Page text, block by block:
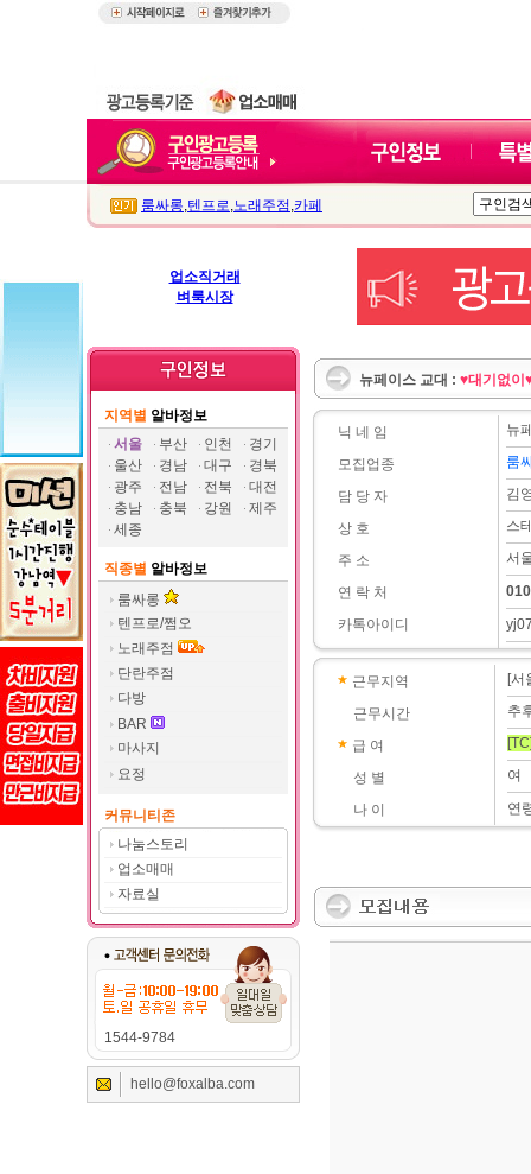
룸싸롱,텐프로,노래주점 ,카페
업소직거래
벼룩시장
지역별 알바정보
서울
부산 인천
경기
울산
경남 대구
경북
광주
전남 전북
대전
충남
충북 강원
제주
세종
직종별 알바정보
룸싸롱
텐프로/쩜오
노래주점
단란주점
다방
BAR
마사지
요정
커뮤니티존
나눔스토리
업소매매
자료실
1544-9784
hello@foxalba.com
뉴페이스 교대 : ♥대기없이
닉 네 임
모집업종
담 당 자
상 호
주 소
연 락 처
카톡아이디
뉴
룸
김
스
서
근무지역
근무시간
급 여
성 별
나 이
[서
추
여
연